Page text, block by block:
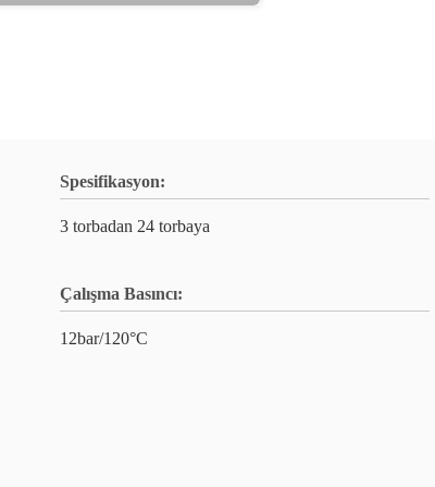
Spesifikasyon:
3 torbadan 24 torbaya
Çalışma Basıncı:
12bar/120°C